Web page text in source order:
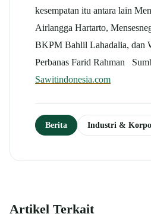
kesempatan itu antara lain
Airlangga Hartarto,
BKPM Bahlil Lahadalia, dan
Perbanas Farid Rahman
Sawitindonesia.com
Berita Industri &
Artikel Terkait